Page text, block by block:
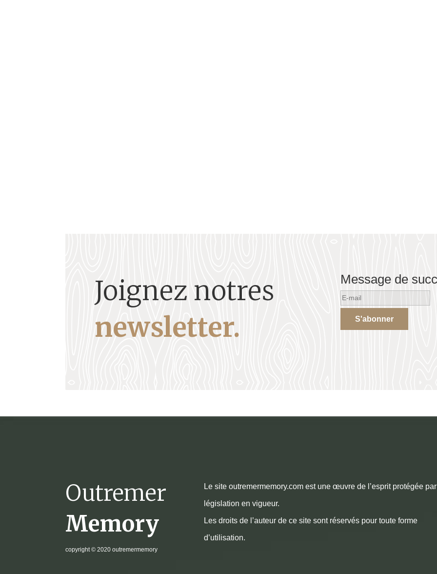
Joignez notres
newsletter.
Message de
S'abonner
Outremer
Memory
copyright© 2020 outremermemory
Le site outremermemory.com est une œuvre de l’esprit protégée
législation en vigueur.
Les droits de l’auteur de ce site sont réservés pour toute forme
d’utilisation.